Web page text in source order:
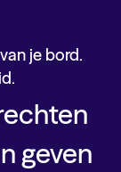
je bord.
geven